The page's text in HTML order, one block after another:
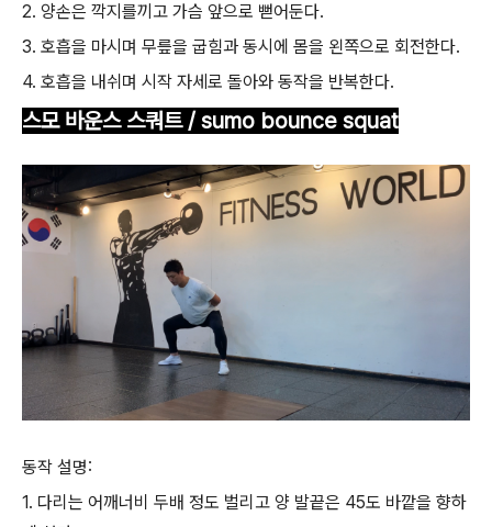
2. 양손은 깍지를끼고 가슴 앞으로 뻗어둔다.
3. 호흡을 마시며 무릎을 굽힘과 동시에 몸을 왼쪽으로 회전한다.
4. 호흡을 내쉬며 시작 자세로 돌아와 동작을 반복한다.
스모 바운스 스쿼트 / sumo bounce squat
동작 설명:
1. 다리는 어깨너비 두배 정도 벌리고 양 발끝은 45도 바깥을 향하